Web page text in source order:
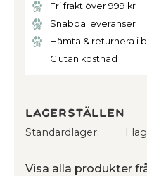
Fri frakt över 999 kr
Snabba leveranser
Hämta & returnera i
C utan kostnad
Lagerställen
Standardlager I
Visa alla produkter